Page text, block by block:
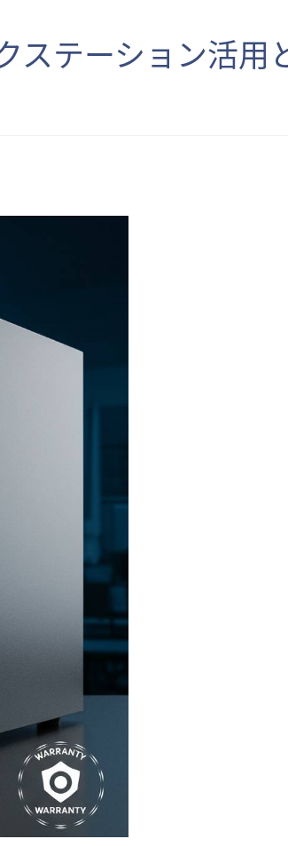
ステーション活用